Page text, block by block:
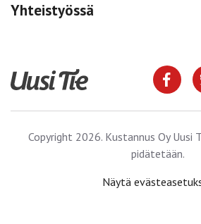
Yhteistyössä
Copyright 2026. Kustannus Oy Uusi
pidätetään.
Näytä